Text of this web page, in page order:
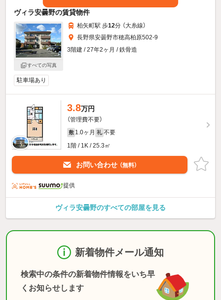
ヴィラ安曇野の賃貸物件
すべての写真
柏矢町駅 歩12分 （大糸線）
長野県安曇野市穂高柏原502-9
3階建 / 27年2ヶ月 / 鉄骨造
駐車場あり
3.8万円
（管理費不要）
敷 1.0ヶ月 礼 不要
1階 / 1K / 25.3㎡
お問い合わせ （無料）
提供
ヴィラ安曇野のすべての部屋を見る
新着物件メール通知
検索中の条件の新着物件情報をいち早
くお知らせします